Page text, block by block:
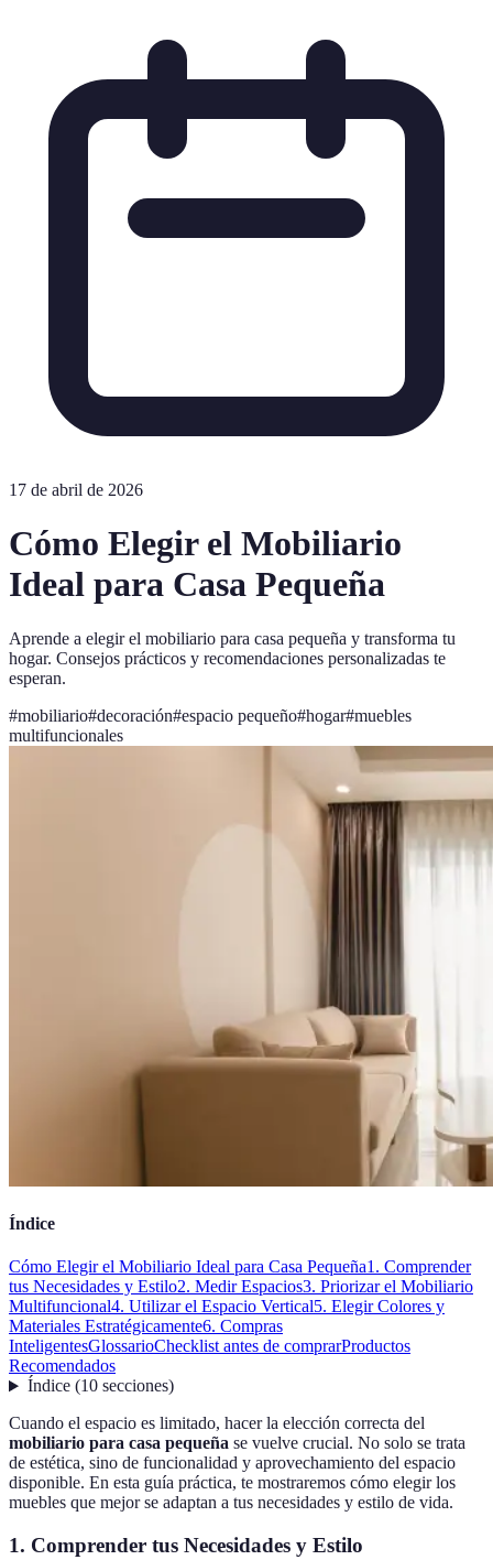
17 de abril de 2026
Cómo Elegir el Mobiliario
Ideal para Casa Pequeña
Aprende a elegir el mobiliario para casa pequeña y transforma tu
hogar. Consejos prácticos y recomendaciones personalizadas te
esperan.
#mobiliario#decoración#espacio pequeño#hogar#muebles
multifuncionales
Índice
Cómo Elegir el Mobiliario Ideal para Casa Pequeña1. Comprender
tus Necesidades y Estilo2. Medir Espacios3. Priorizar el Mobiliario
Multifuncional4. Utilizar el Espacio Vertical5. Elegir Colores y
Materiales Estratégicamente6. Compras
InteligentesGlossarioChecklist antes de comprarProductos
Recomendados
Índice(10 secciones)
Cuando el espacio es limitado, hacer la elección correcta del
mobiliario para casa pequeña se vuelve crucial. No solo se trata
de estética, sino de funcionalidad y aprovechamiento del espacio
disponible. En esta guía práctica, te mostraremos cómo elegir los
muebles que mejor se adaptan a tus necesidades y estilo de vida.
1. Comprender tus Necesidades y Estilo